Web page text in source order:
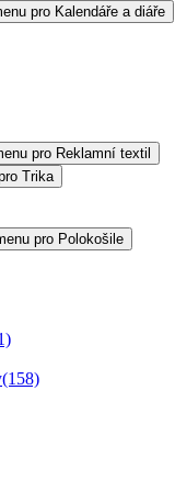
pro Kalendáře a diáře
pro Reklamní textil
Trika
pro Polokošile
(158)